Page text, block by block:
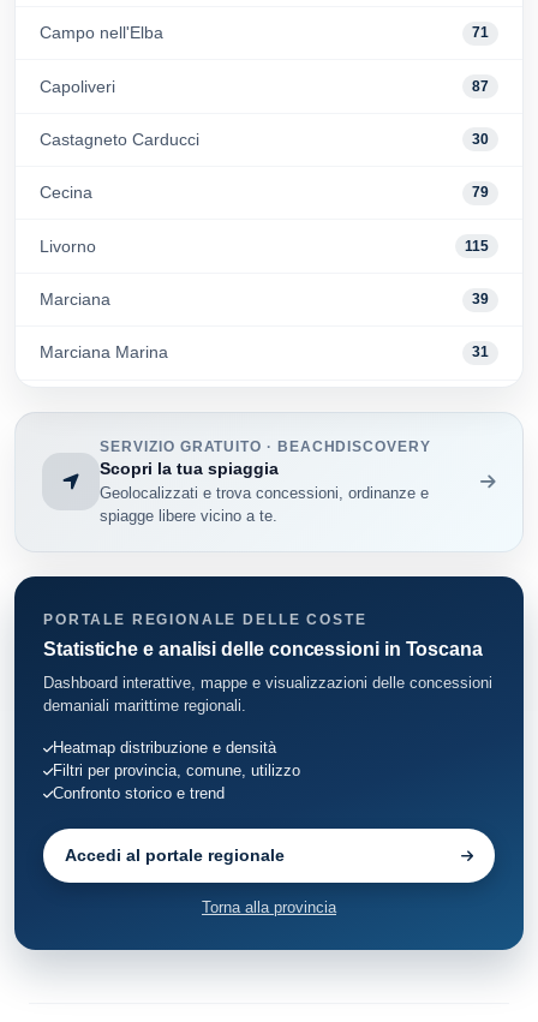
Campo nell'Elba 71
Capoliveri 87
Castagneto Carducci 30
Cecina 79
Livorno 115
Marciana 39
Marciana Marina 31
Porto Azzurro
Portoferraio
San Vincenzo
Rio
SERVIZIO GRATUITO · BEACHDISCOVERY
Scopri la tua spiaggia
Geolocalizzati e trova concessioni, ordinanze e
spiagge libere vicino a te.
PORTALE REGIONALE DELLE COSTE
Statistiche e analisi delle concessioni in Toscana
Dashboard interattive, mappe e visualizzazioni delle concessioni
demaniali marittime regionali.
Heatmap distribuzione e densità
Filtri per provincia, comune, utilizzo
Confronto storico e trend
Accedi al portale regionale
Torna alla provincia